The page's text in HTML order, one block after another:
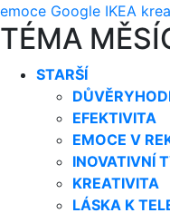
emoce Google IKEA
TÉMA
STARŠÍ
EFEKTIVITA
EMOCE V
INOVATIVNÍ
KREATIVITA
LÁSKA K